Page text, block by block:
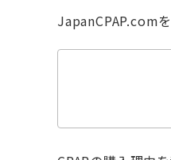
JapanCPAP.com